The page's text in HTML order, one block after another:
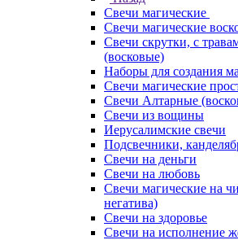
Свечи магические
Свечи магические
Свечи скрутки, с
(восковые)
Наборы для создания
Свечи магические
Свечи Алтарные
Свечи из вощины
Иерусалимские свечи
Подсвечники,
Свечи на деньги
Свечи на любовь
Свечи магические на
негатива)
Свечи на здоровье
Свечи на исполнение